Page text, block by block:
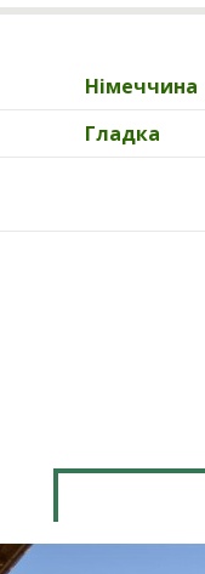
Німеччина
Гладка